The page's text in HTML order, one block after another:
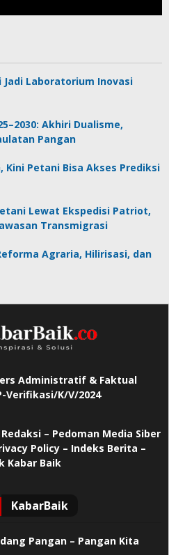
Laboratorium Inovasi
Akhiri Dualisme,
Pangan
Kini Petani Bisa Akses Prediksi
Lewat Ekspedisi Patriot,
Transmigrasi
Agraria, Hilirisasi, dan
Administratif & Faktual
Verifikasi/K/V/2024
Redaksi – Pedoman Media Siber
Policy– Indeks Berita –
Kabar Baik
Pangan – Pangan Kita